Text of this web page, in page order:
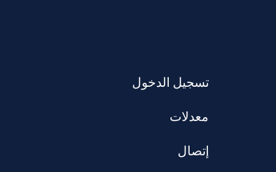
تسجيل الدخول
معدلات
إتصال